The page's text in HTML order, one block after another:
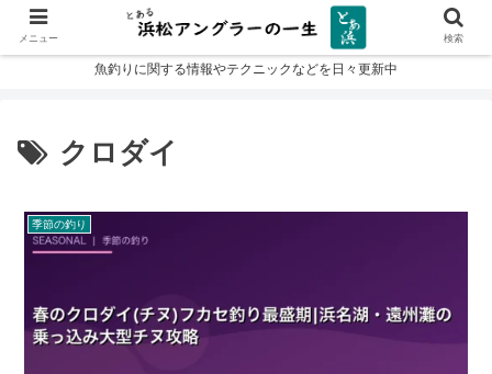
魚釣りに関する情報やテクニックなどを日々更新中
クロダイ
季節の釣り
メニュー 検索